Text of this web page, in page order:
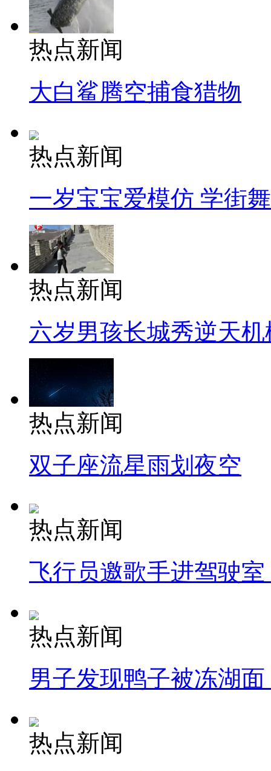
热点新闻
大白鲨腾空捕食猎物
热点新闻
一岁宝宝爱模仿 学街
热点新闻
六岁男孩长城秀逆天机
热点新闻
双子座流星雨划夜空
热点新闻
飞行员邀歌手进驾驶
热点新闻
男子发现鸭子被冻湖
热点新闻